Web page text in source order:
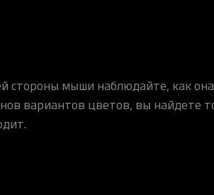
стороны мыши наблюдайте, как
вариантов цветов, вы найдете